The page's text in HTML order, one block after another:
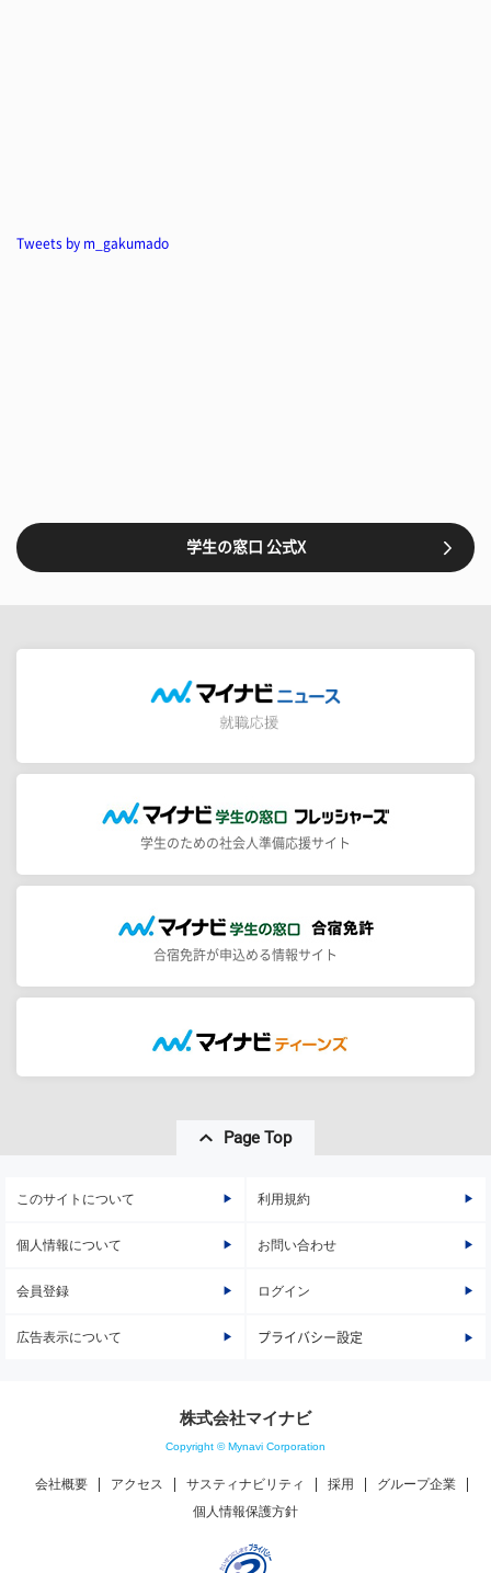
Tweets by m_gakumado
学生の窓口 公式X
学生のための社会人準備応援サイト
合宿免許が申込める情報サイト
Page Top
このサイトについて 利用規約
個人情報について お問い合わせ
会員登録 ログイン
広告表示について プライバシー設定
株式会社マイナビ
Copyright © Mynavi Corporation
会社概要 アクセス サスティナビリティ 採用
グループ企業
個人情報保護方針